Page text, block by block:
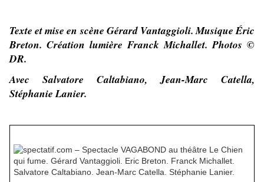
Texte et mise en scène Gérard Vantaggioli. Musique Éric
Breton. Création lumière Franck Michallet. Photos ©
DR.
Avec Salvatore Caltabiano, Jean-Marc Catella,
Stéphanie Lanier.